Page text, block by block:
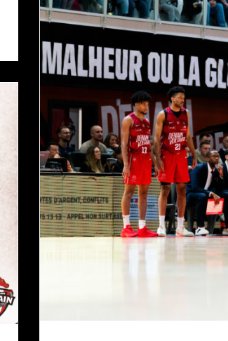
ROMAIN PARMENTELOT ET MARC-
LASSERRE UNE SAISON DE PLUS
DRAGONS !
actualités pro b